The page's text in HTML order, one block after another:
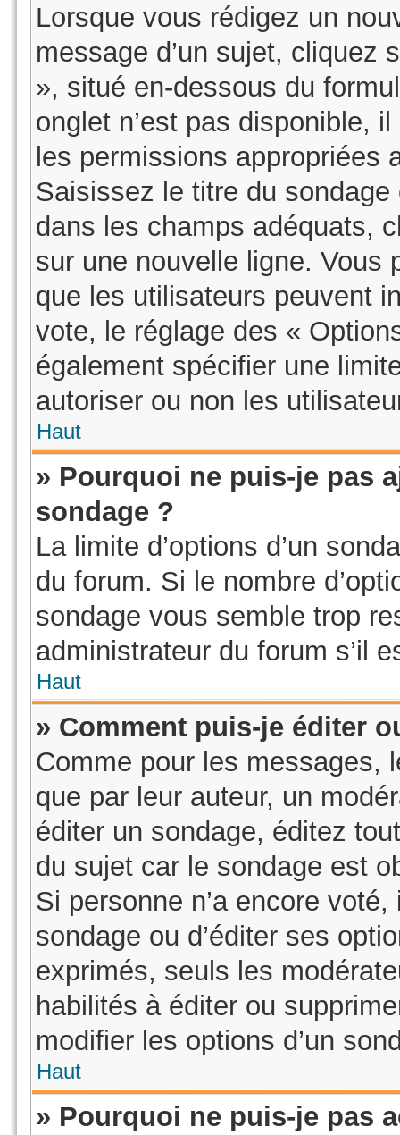
Lorsque vous rédigez un
message d’un sujet, cliquez
», situé en-dessous du
onglet n’est pas disponible,
les permissions appropriées
Saisissez le titre du
dans les champs adéquats,
sur une nouvelle ligne. Vous
que les utilisateurs peuvent
vote, le réglage des «
également spécifier une
autoriser ou non les
Haut
» Pourquoi ne puis-je pas
sondage ?
La limite d’options d’un
du forum. Si le nombre
sondage vous semble trop
administrateur du forum s’il
Haut
» Comment puis-je éditer
Comme pour les messages,
que par leur auteur, un
éditer un sondage, éditez
du sujet car le sondage est
Si personne n’a encore
sondage ou d’éditer ses
exprimés, seuls les
habilités à éditer ou
modifier les options d’un
Haut
» Pourquoi ne puis-je pas